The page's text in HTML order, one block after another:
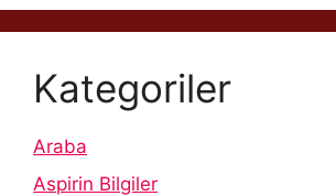
Kategoriler
Araba
Aspirin Bilgiler